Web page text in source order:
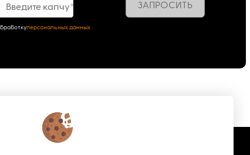
Введите капчу* ЗАПРОСИТЬ
персональных данных